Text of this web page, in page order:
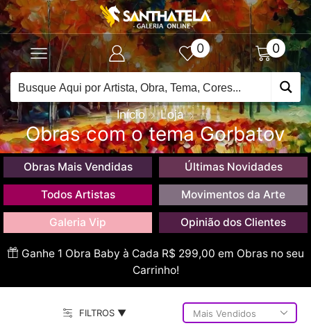
0 0
Início Loja
Obras com o tema Gorbatov
Obras Mais Vendidas Últimas Novidades
Todos Artistas Movimentos da Arte
Galeria Vip Opinião dos Clientes
Ganhe 1 Obra Baby à Cada R$ 299,00 em Obras no seu
Carrinho!
FILTROS ▼